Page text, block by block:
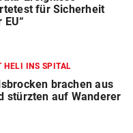
für Sicherheit
EU“
HELI INS SPITAL
brachen aus
stürzten auf Wanderer